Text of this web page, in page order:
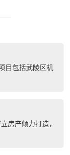
包括武陵区机
房产倾力打造，